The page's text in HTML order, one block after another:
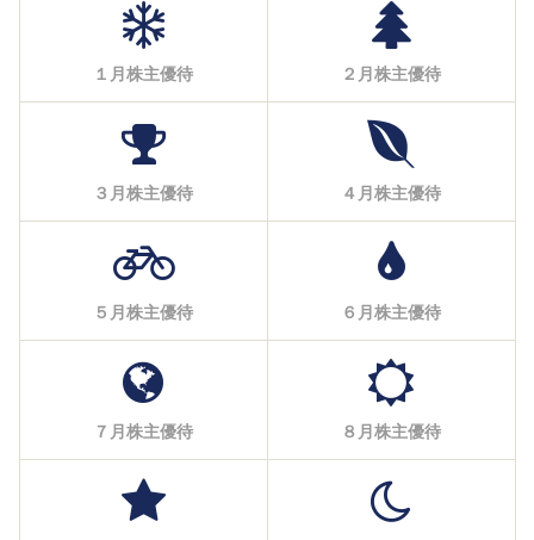
１月株主優待 ２月株主優待
３月株主優待 ４月株主優待
５月株主優待 ６月株主優待
７月株主優待 ８月株主優待